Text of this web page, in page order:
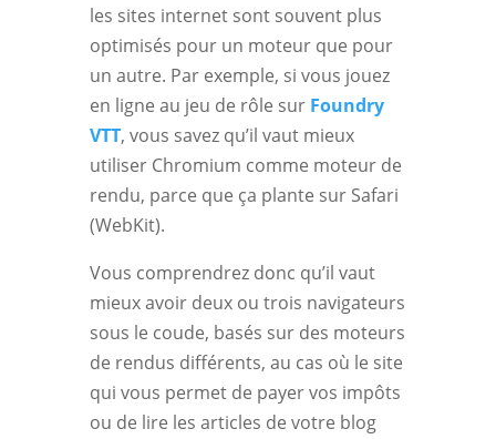
les sites internet sont souvent plus
optimisés pour un moteur que pour
un autre. Par exemple, si vous jouez
en ligne au jeu de rôle sur Foundry
VTT, vous savez qu’il vaut mieux
utiliser Chromium comme moteur de
rendu, parce que ça plante sur Safari
(WebKit).
Vous comprendrez donc qu’il vaut
mieux avoir deux ou trois navigateurs
sous le coude, basés sur des moteurs
de rendus différents, au cas où le site
qui vous permet de payer vos impôts
ou de lire les articles de votre blog